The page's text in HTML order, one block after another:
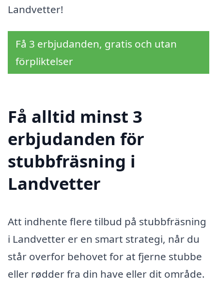
Landvetter!
Få 3 erbjudanden, gratis och utan
förpliktelser
Få alltid minst 3
erbjudanden för
stubbfräsning i
Landvetter
Att indhente flere tilbud på stubbfräsning
i Landvetter er en smart strategi, når du
står overfor behovet for at fjerne stubbe
eller rødder fra din have eller dit område.